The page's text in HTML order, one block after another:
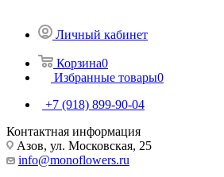
Личный кабинет
Корзина0
Избранные товары0
+7 (918) 899-90-04
Контактная информация
Азов, ул. Московская, 25
info@monoflowers.ru